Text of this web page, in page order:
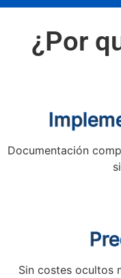
¿Por
Documentación
Sin costes ocultos